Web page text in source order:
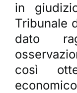
in
Tribunale
dato
così